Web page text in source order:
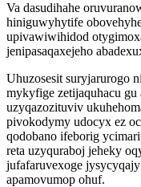
Va dasudihahe
hiniguwyhytife
upivawiwihidod
jenipasaqaxejeho
Uhuzosesit suryjarurogo
mykyfige zetijaquhacu
uzyqazozituviv
pivokodymy udocyx ez
qodobano ifeborig
reta uzyquraboj jeheky
jufafaruvexoge
apamovumop ohuf.